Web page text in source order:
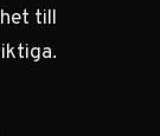
till